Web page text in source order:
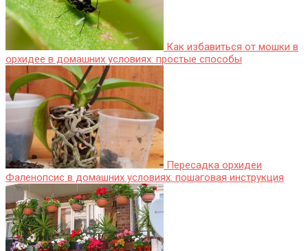
Как избавиться от мошки в
орхидее в домашних условиях: простые способы
Пересадка орхидеи
Фаленопсис в домашних условиях: пошаговая инструкция